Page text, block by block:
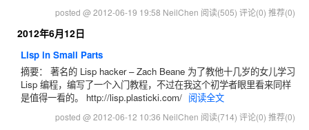
posted @ 2012-06-19 19:58 NeilChen 阅读(505) 评论(0) 推荐(0)
2012年6月12日
Lisp in Small Parts
摘要： 著名的 Lisp hacker – Zach Beane 为了教他十几岁的女儿学习
Lisp 编程，编写了一个入门教程，不过在我这个初学者眼里看来同样
是值得一看的。 http://lisp.plasticki.com/ 阅读全文
posted @ 2012-06-12 10:36 NeilChen 阅读(714) 评论(0) 推荐(0)